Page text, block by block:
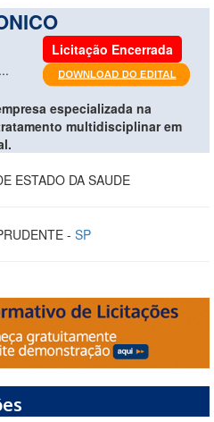
Licitação Encerrada
especializada na
multidisciplinar em
ESTADO DA SAUDE
- SP